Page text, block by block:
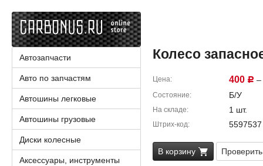
Колесо
Цена 400 Р –
Состояние Б/У
На складе 1 шт.
Штрих-код 5597537
В корзину
Автозапчасти
Авто по запчастям
Автошины легковые
Автошины грузовые
Диски колесные
Аксессуары, инструменты